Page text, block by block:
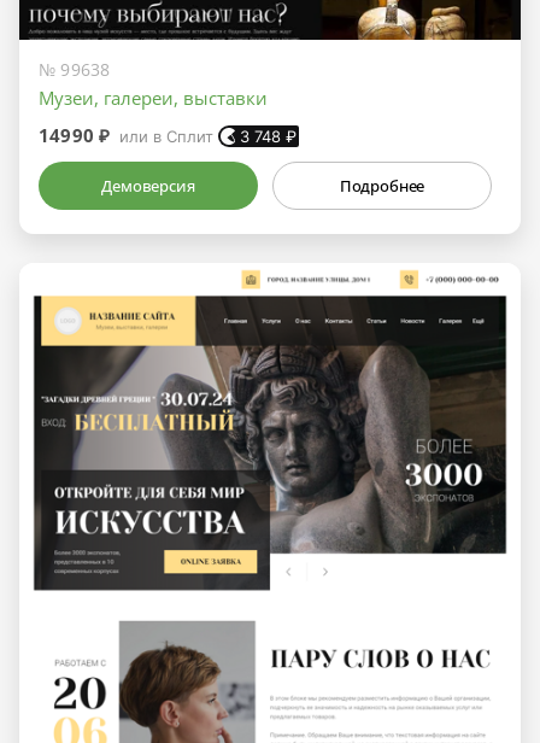
№ 99638
Музеи, галереи, выставки
14990 ₽ или в Сплит 3 748 ₽
Демоверсия Подробнее